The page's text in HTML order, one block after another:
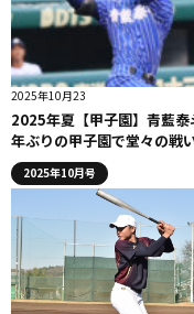
2025年10月23
2025年夏【甲子園】青藍
年ぶりの甲子園で堂々の戦
念の惜敗も次世代へつなげる
を披露
2025年10月号